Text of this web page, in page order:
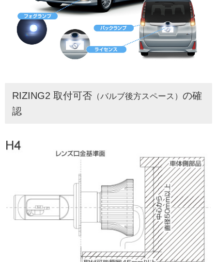
RIZING2 取付可否 （バルブ後方スペース） の確
認